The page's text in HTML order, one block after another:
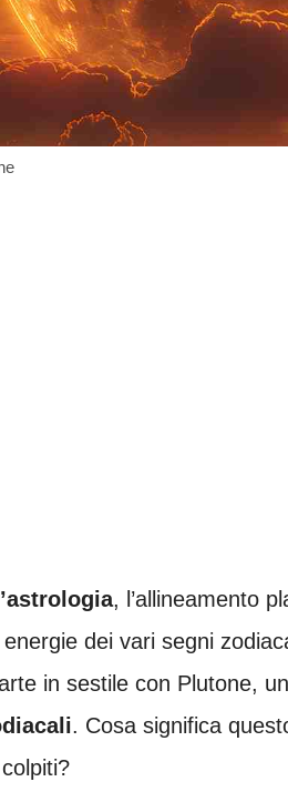
, l’allineamento
dei vari segni
in sestile con Plutone,
. Cosa significa